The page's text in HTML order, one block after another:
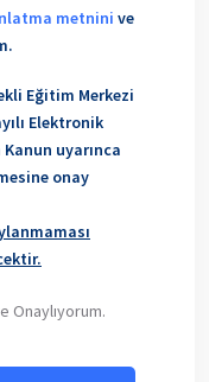
metnini ve
Eğitim Merkezi
Elektronik
uyarınca
onay
Onaylıyorum.